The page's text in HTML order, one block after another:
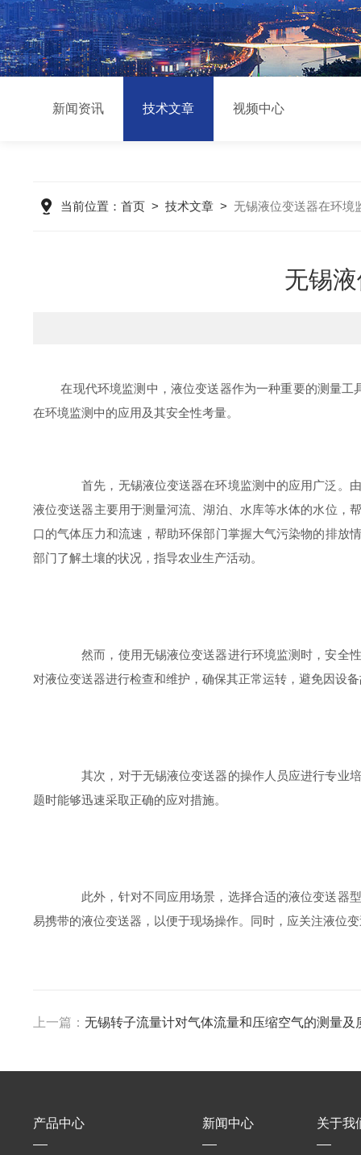
新闻资讯 技术文章 视频中心
当前位置： 首页> 技术文章> 无锡液位变送器在环境
无锡
在现代环境监测中，液位变送器作为一种重要的测量工
在环境监测中的应用及其安全性考量。
首先，无锡液位变送器在环境监测中的应用广泛。由
液位变送器主要用于测量河流、湖泊、水库等水体的水位，
口的气体压力和流速，帮助环保部门掌握大气污染物的排放
部门了解土壤的状况，指导农业生产活动。
然而，使用无锡液位变送器进行环境监测时，安全性
对液位变送器进行检查和维护，确保其正常运转，避免因设
其次，对于无锡液位变送器的操作人员应进行专业培
题时能够迅速采取正确的应对措施。
此外，针对不同应用场景，选择合适的液位变送器型
易携带的液位变送器，以便于现场操作。同时，应关注液位
上一篇： 无锡转子流量计对气体流量和压缩空气的测量及
产品中心 新闻中心 关于我